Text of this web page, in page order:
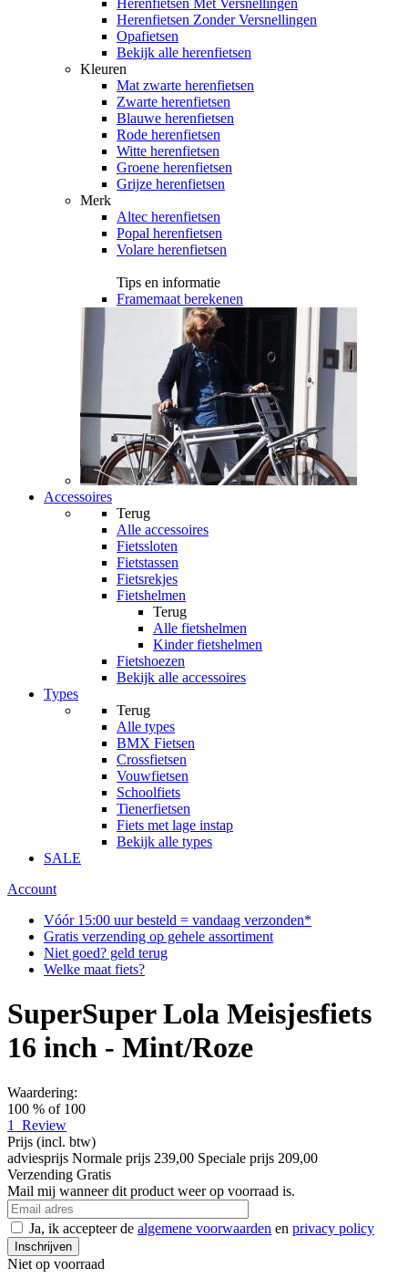
Herenfietsen Met Versnellingen
Herenfietsen Zonder Versnellingen
Opafietsen
Bekijk alle herenfietsen
Kleuren
Mat zwarte herenfietsen
Zwarte herenfietsen
Blauwe herenfietsen
Rode herenfietsen
Witte herenfietsen
Groene herenfietsen
Grijze herenfietsen
Merk
Altec herenfietsen
Popal herenfietsen
Volare herenfietsen
Tips en informatie
Framemaat berekenen
Accessoires
Terug
Alle accessoires
Fietssloten
Fietstassen
Fietsrekjes
Fietshelmen
Terug
Alle fietshelmen
Kinder fietshelmen
Fietshoezen
Bekijk alle accessoires
Types
Terug
Alle types
BMX Fietsen
Crossfietsen
Vouwfietsen
Schoolfiets
Tienerfietsen
Fiets met lage instap
Bekijk alle types
SALE
Account
Vóór 15:00 uur besteld = vandaag verzonden*
Gratis verzending op gehele assortiment
Niet goed? geld terug
Welke maat fiets?
SuperSuper Lola Meisjesfiets
16 inch - Mint/Roze
Waardering:
100 % of 100
1
Review
Prijs (incl. btw)
adviesprijs Normale prijs 239,00 Speciale prijs 209,00
Verzending Gratis
Mail mij wanneer dit product weer op voorraad is.
Ja, ik accepteer de algemene voorwaarden en privacy policy
Inschrijven
Niet op voorraad